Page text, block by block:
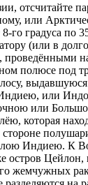
отсчитайте
или
го градуса по
(или в
полюсе под
или
или
которая
Индиею. К
остров Цейлон,
жемчужных